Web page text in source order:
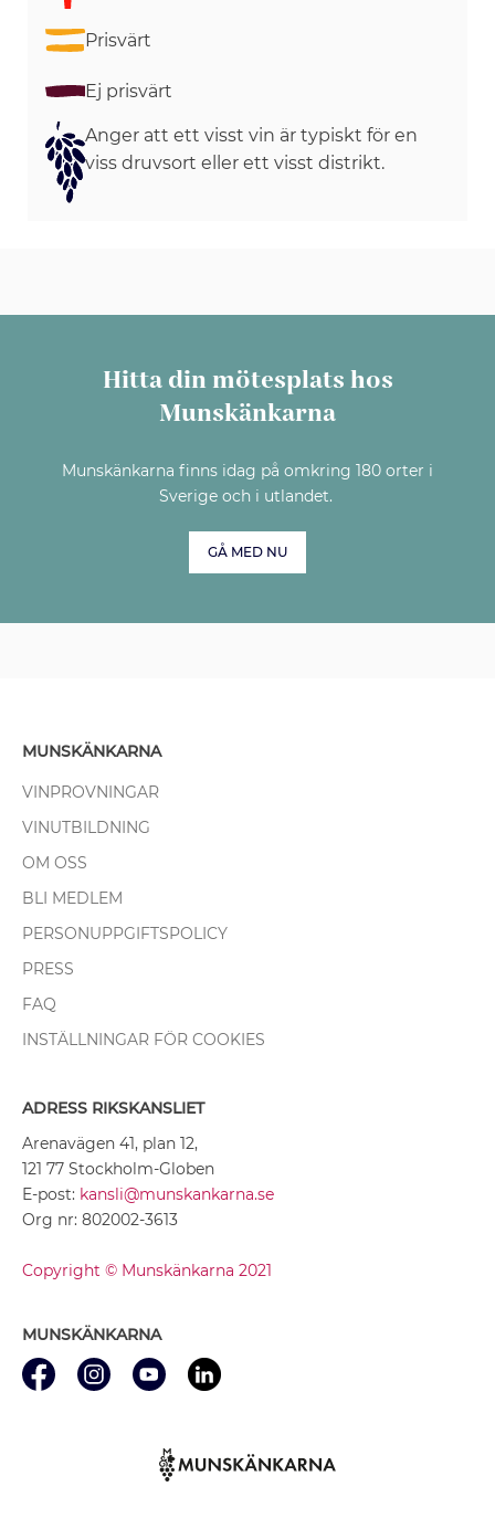
Prisvärt
Ej prisvärt
Anger att ett visst vin är typiskt för en
viss druvsort eller ett visst distrikt.
Hitta din mötesplats hos
Munskänkarna
Munskänkarna finns idag på omkring 180 orter i
Sverige och i utlandet.
GÅ MED NU
MUNSKÄNKARNA
VINPROVNINGAR
VINUTBILDNING
OM OSS
BLI MEDLEM
PERSONUPPGIFTSPOLICY
PRESS
FAQ
INSTÄLLNINGAR FÖR COOKIES
ADRESS RIKSKANSLIET
Arenavägen 41, plan 12,
121 77 Stockholm-Globen
E-post: kansli@munskankarna.se
Org nr: 802002-3613
Copyright © Munskänkarna 2021
MUNSKÄNKARNA